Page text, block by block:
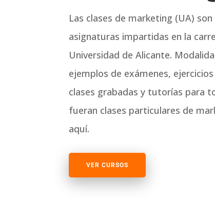
Las clases de marketing (UA)
asignaturas impartidas en la
Universidad de Alicante.
ejemplos de exámenes,
clases grabadas y tutorías para
fueran clases particulares de
aquí.
VER CURSOS